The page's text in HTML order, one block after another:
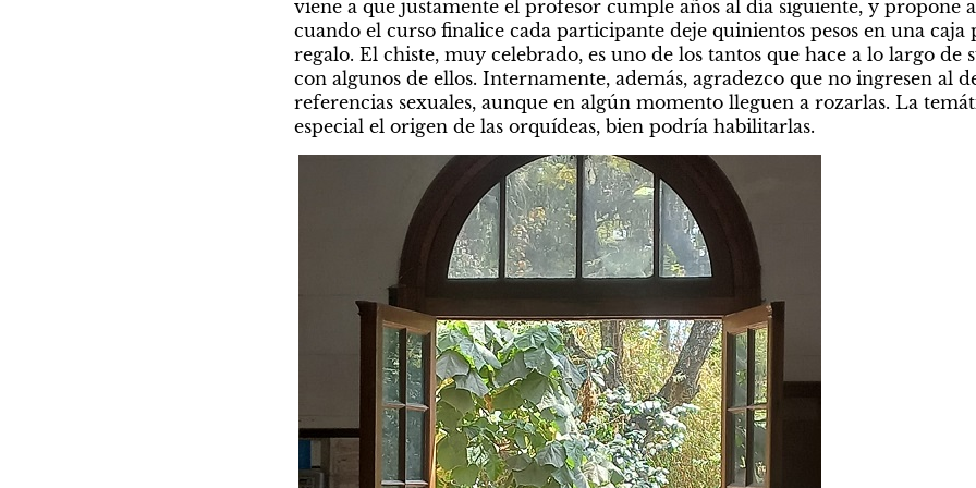
viene a que justamente el profesor cumple años al día siguiente, y propone
cuando el curso finalice cada participante deje quinientos pesos en una caja
regalo. El chiste, muy celebrado, es uno de los tantos que hace a lo largo de
con algunos de ellos. Internamente, además, agradezco que no ingresen al
referencias sexuales, aunque en algún momento lleguen a rozarlas. La
especial el origen de las orquídeas, bien podría habilitarlas.